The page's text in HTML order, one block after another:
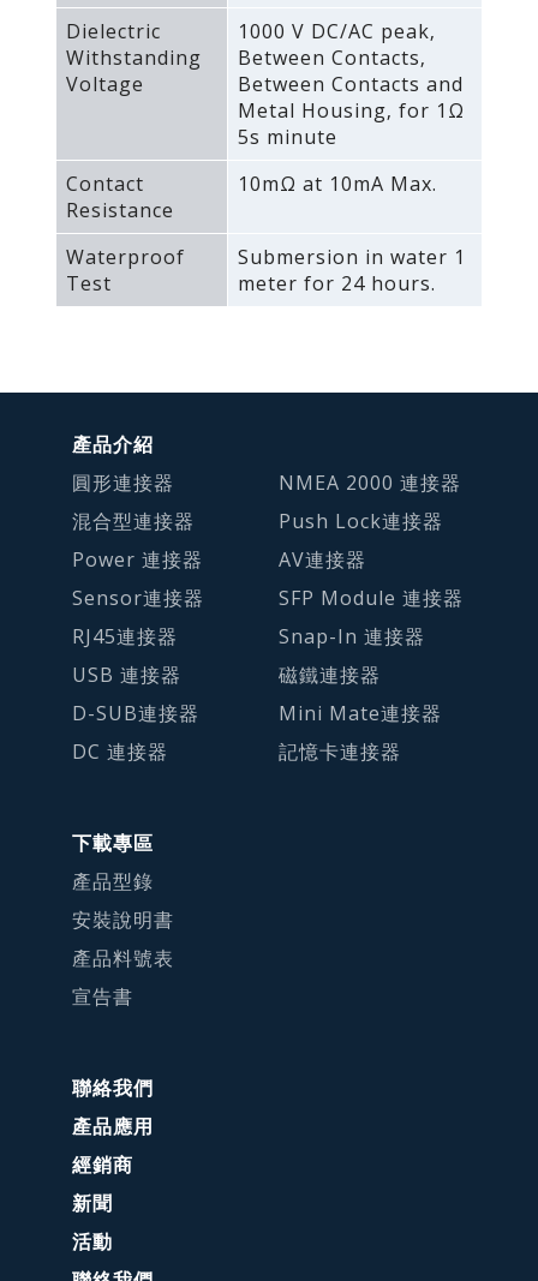
Dielectric
Withstanding
Voltage
1000 V DC/AC peak‚
Between Contacts‚
Between Contacts and
Metal Housing‚ for 1Ω
5s minute
Contact
Resistance
10mΩ at 10mA Max.
Waterproof
Test
Submersion in water 1
meter for 24 hours.
產品介紹
圓形連接器
混合型連接器
Power 連接器
Sensor連接器
RJ45連接器
USB 連接器
D-SUB連接器
DC 連接器
NMEA 2000 連接器
Push Lock連接器
AV連接器
SFP Module 連接器
Snap-In 連接器
磁鐵連接器
Mini Mate連接器
記憶卡連接器
下載專區
產品型錄
安裝說明書
產品料號表
宣告書
聯絡我們
產品應用
經銷商
新聞
活動